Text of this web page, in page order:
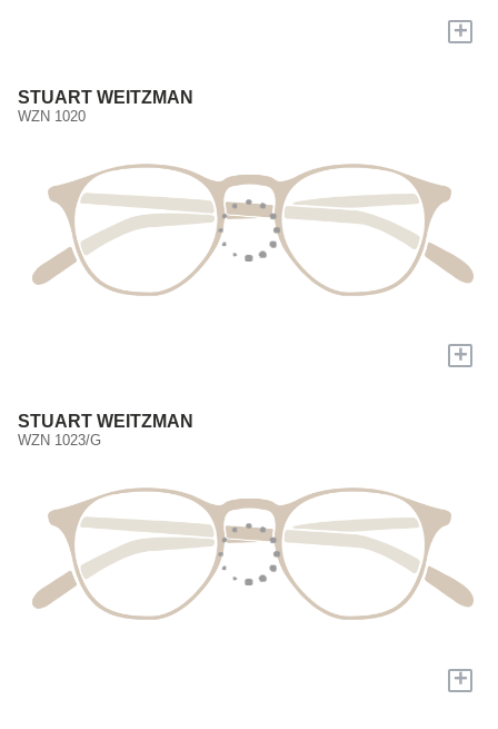
+
STUART WEITZMAN
WZN 1020
+
STUART WEITZMAN
WZN 1023/G
+